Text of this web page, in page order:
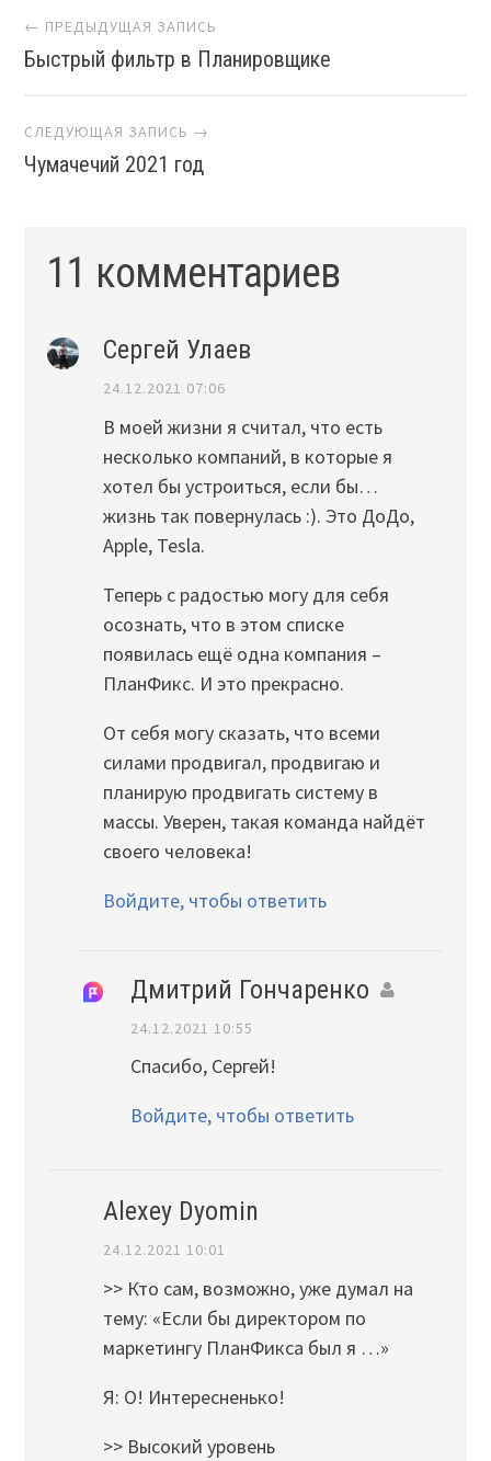
Навигация
← ПРЕДЫДУЩАЯ ЗАПИСЬ
Быстрый фильтр в Планировщике
СЛЕДУЮЩАЯ ЗАПИСЬ →
Чумачечий 2021 год
11 комментариев
Сергей Улаев
24.12.2021 07:06
В моей жизни я считал, что есть
несколько компаний, в которые я
хотел бы устроиться, если бы…
жизнь так повернулась :). Это ДоДо,
Apple, Tesla.
Теперь с радостью могу для себя
осознать, что в этом списке
появилась ещё одна компания –
ПланФикс. И это прекрасно.
От себя могу сказать, что всеми
силами продвигал, продвигаю и
планирую продвигать систему в
массы. Уверен, такая команда найдёт
своего человека!
Войдите, чтобы ответить
Дмитрий Гончаренко
24.12.2021 10:55
Спасибо, Сергей!
Войдите, чтобы ответить
Alexey Dyomin
24.12.2021 10:01
>> Кто сам, возможно, уже думал на
тему: «Если бы директором по
маркетингу ПланФикса был я …»
Я: О! Интересненько!
>> Высокий уровень